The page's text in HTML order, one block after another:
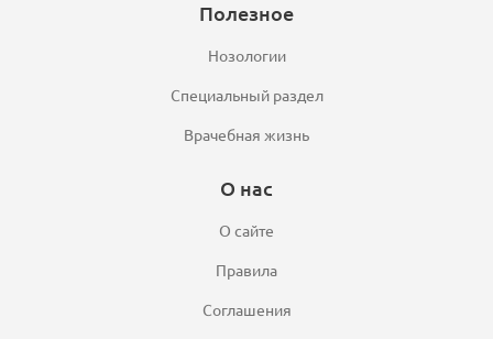
Полезное
Нозологии
Специальный раздел
Врачебная жизнь
О нас
О сайте
Правила
Соглашения